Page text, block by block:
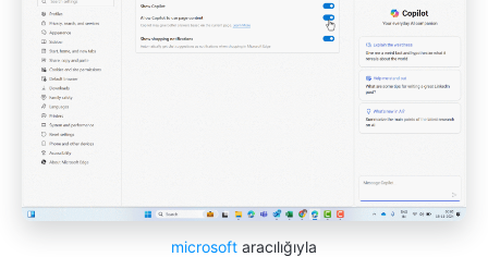
microsoft aracılığıyla